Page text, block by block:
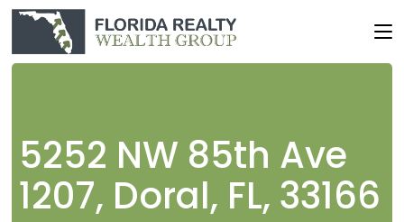
Skip
to
content
5252 NW 85th Ave
1207, Doral, FL, 33166